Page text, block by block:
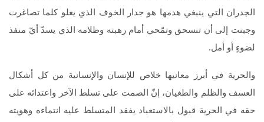
الجدران التي ينبغي هدمها هو جدار الخوف الذي يعلو كلما تصاغرت
وجبنت إلى أن تنسحق وتمّحي أمام رهبته وظلامه الذي يسدّ أيّ منفذ
لضوءٍ أو أمل.
والحرية في أبرز معانيها خلاص للإنسان والإنسانية من كل أشكال
العسف والظلم والطغيان، إنّ الصمت على تسلط الآخر واعتدائه على
حقه في الحرية قبول بالاستعباد يفقد المتسلط عليه انتماءه وهويته